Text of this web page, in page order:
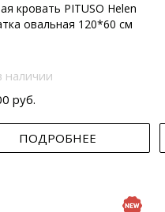
кровать PITUSO Helen
овальная 120*60 см
наличии
руб.
ПОДРОБНЕЕ